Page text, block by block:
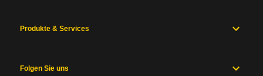
Produkte & Services
Folgen Sie uns